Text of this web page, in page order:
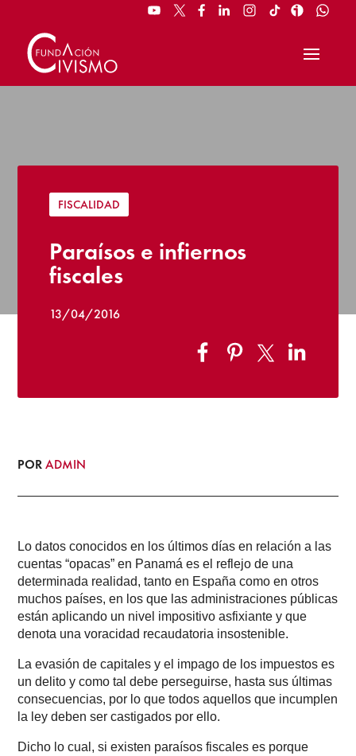
FISCALIDAD
Paraísos e infiernos
fiscales
13/04/2016
PORADMIN
Lo datos conocidos en los últimos días en relación a las
cuentas “opacas” en Panamá es el reflejo de una
determinada realidad, tanto en España como en otros
muchos países, en los que las administraciones públicas
están aplicando un nivel impositivo asfixiante y que
denota una voracidad recaudatoria insostenible.
La evasión de capitales y el impago de los impuestos es
un delito y como tal debe perseguirse, hasta sus últimas
consecuencias, por lo que todos aquellos que incumplen
la ley deben ser castigados por ello.
Dicho lo cual, si existen paraísos fiscales es porque